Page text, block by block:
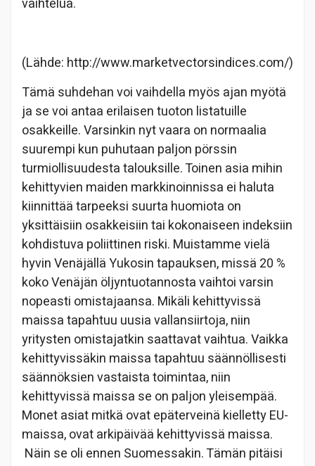
vaihtelua.
(Lähde: http://www.marketvectorsindices.com/)
Tämä suhdehan voi vaihdella myös ajan myötä
ja se voi antaa erilaisen tuoton listatuille
osakkeille. Varsinkin nyt vaara on normaalia
suurempi kun puhutaan paljon pörssin
turmiollisuudesta talouksille. Toinen asia mihin
kehittyvien maiden markkinoinnissa ei haluta
kiinnittää tarpeeksi suurta huomiota on
yksittäisiin osakkeisiin tai kokonaiseen indeksiin
kohdistuva poliittinen riski. Muistamme vielä
hyvin Venäjällä Yukosin tapauksen, missä 20 %
koko Venäjän öljyntuotannosta vaihtoi varsin
nopeasti omistajaansa. Mikäli kehittyvissä
maissa tapahtuu uusia vallansiirtoja, niin
yritysten omistajatkin saattavat vaihtua. Vaikka
kehittyvissäkin maissa tapahtuu säännöllisesti
säännöksien vastaista toimintaa, niin
kehittyvissä maissa se on paljon yleisempää.
Monet asiat mitkä ovat epäterveinä kielletty EU-
maissa, ovat arkipäivää kehittyvissä maissa.
Näin se oli ennen Suomessakin. Tämän pitäisi